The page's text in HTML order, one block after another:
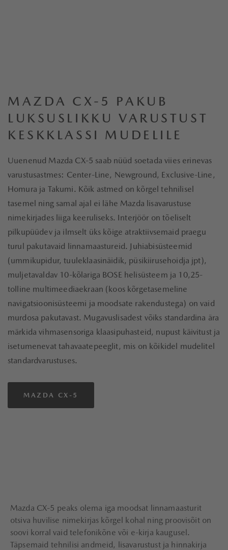
MAZDA CX-5 PAKUB
LUKSUSLIKKU VARUSTUST
KESKKLASSI MUDELILE
Uuenenud Mazda CX-5 saab nüüd soetada viies erinevas
varustusastmes: Center-Line, Newground, Exclusive-Line,
Homura ja Takumi. Kõik astmed on kõrgel tehnilisel
tasemel ning samal ajal ei lähe Mazda lisavarustuse
nimekirjades liiga keeruliseks. Interjöör on tõeliselt
pilkupüüdev ja ilmselt üks kõige atraktiivsemaid praegu
turul pakutavaid linnamaastureid. Juhiabisüsteemid
(ummikupidur, tuuleklaasinäidik, püsikiirusehoidja jpt),
muljetavaldav 10-kõlariga BOSE helisüsteem ja 10,25-
tolline multimeediaekraan (koos kõrgetasemeline
navigatsioonisüsteemi ja moodsate rakendustega) on vaid
murdosa pakutavast. Mugavuslisadest võiks standardina ära
märkida vihmasensoriga klaasipuhasteid, nupust käivitust ja
isetumenevat tahavaatepeeglit, mis on kõikidel mudelitel
standardvarustuses.
MAZDA CX-5
Mazda CX-5 peaks olema iga moodsat linnamaasturit
otsiva huvilise nimekirjas kõrgel kohal ning proovisõit on
soovi korral vaid telefonikõne või e-kirja kaugusel.
Täpsemaid tehnilisi andmeid, lisavarustust ja hinnakirja